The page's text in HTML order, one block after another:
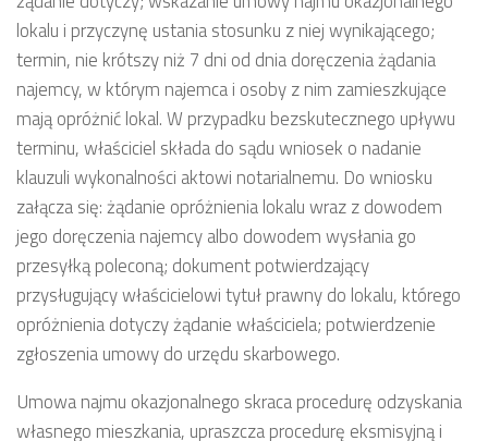
lokalu i przyczynę ustania stosunku z niej wynikającego;
termin, nie krótszy niż 7 dni od dnia doręczenia żądania
najemcy, w którym najemca i osoby z nim zamieszkujące
mają opróżnić lokal. W przypadku bezskutecznego upływu
terminu, właściciel składa do sądu wniosek o nadanie
klauzuli wykonalności aktowi notarialnemu. Do wniosku
załącza się: żądanie opróżnienia lokalu wraz z dowodem
jego doręczenia najemcy albo dowodem wysłania go
przesyłką poleconą; dokument potwierdzający
przysługujący właścicielowi tytuł prawny do lokalu, którego
opróżnienia dotyczy żądanie właściciela; potwierdzenie
zgłoszenia umowy do urzędu skarbowego.
Umowa najmu okazjonalnego skraca procedurę odzyskania
własnego mieszkania, upraszcza procedurę eksmisyjną i